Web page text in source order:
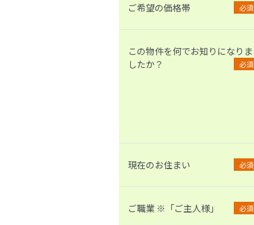
ご希望の価格帯 必須
この物件を何でお知りになりま
したか？
必須
現在のお住まい 必須
ご職業 ※「ご主人様」 必須